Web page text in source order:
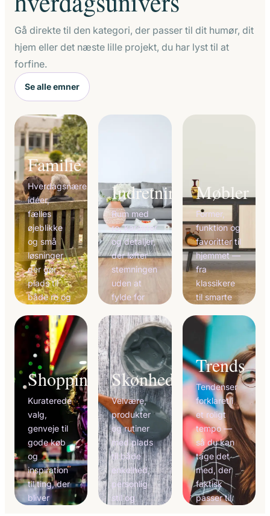
Gå direkte til den kategori, der passer til dit humør, dit
hjem eller det næste lille projekt, du har lyst til at
forfine.
Se alle emner
Familie
Hverdagsnære
idéer,
fælles
øjeblikke
og små
løsninger,
der gør
plads til
både ro og
Indretning
Rum med
ro, karakter
og detaljer,
der løfter
stemningen
uden at
fylde for
Møbler
Former,
funktion og
favoritter til
hjemmet —
fra
klassikere
til smarte
Shopping
Kuraterede
valg,
genveje til
gode køb
og
inspiration
til ting, der
bliver
Skønhed
Velvære,
produkter
og rutiner
med plads
til både
enkelhed,
personlig
stil og
Trends
Tendenser
forklaret i
et roligt
tempo —
så du kan
tage det
med, der
faktisk
passer til